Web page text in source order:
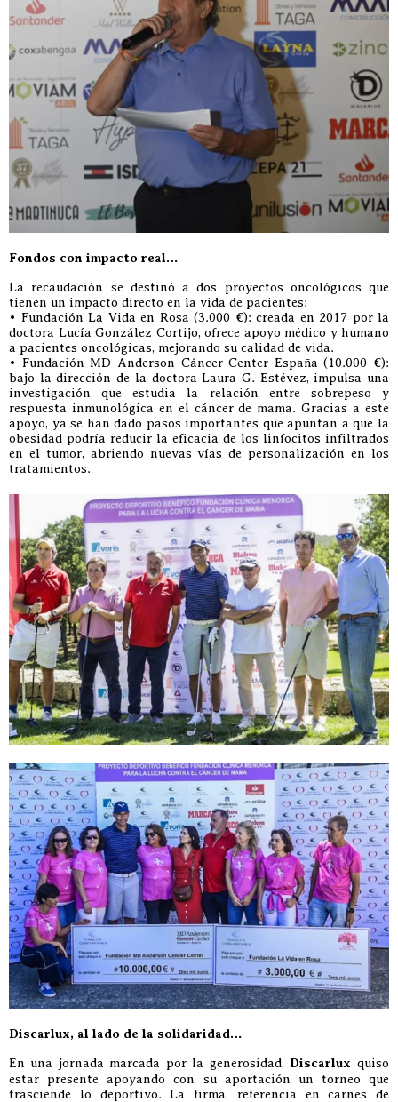
Fondos con impacto real…
La recaudación se destinó a dos proyectos oncológicos que
tienen un impacto directo en la vida de pacientes:
• Fundación La Vida en Rosa (3.000 €): creada en 2017 por la
doctora Lucía González Cortijo, ofrece apoyo médico y humano
a pacientes oncológicas, mejorando su calidad de vida.
• Fundación MD Anderson Cáncer Center España (10.000 €):
bajo la dirección de la doctora Laura G. Estévez, impulsa una
investigación que estudia la relación entre sobrepeso y
respuesta inmunológica en el cáncer de mama. Gracias a este
apoyo, ya se han dado pasos importantes que apuntan a que la
obesidad podría reducir la eficacia de los linfocitos infiltrados
en el tumor, abriendo nuevas vías de personalización en los
tratamientos.
Discarlux, al lado de la solidaridad…
En una jornada marcada por la generosidad, Discarlux quiso
estar presente apoyando con su aportación un torneo que
trasciende lo deportivo. La firma, referencia en carnes de